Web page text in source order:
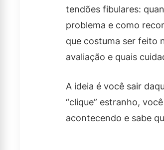
tendões fibulares:
problema e como
que costuma ser feito
avaliação e quais
A ideia é você sair
“clique” estranho,
acontecendo e sabe